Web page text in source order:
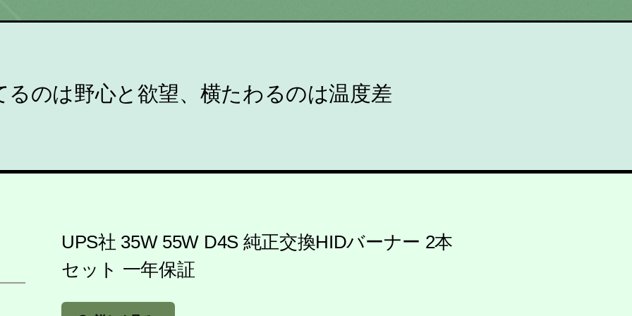
るのは野心と欲望、横たわるのは温度差
UPS社 35W 55W D4S 純正交換HIDバーナー 2本
セット 一年保証